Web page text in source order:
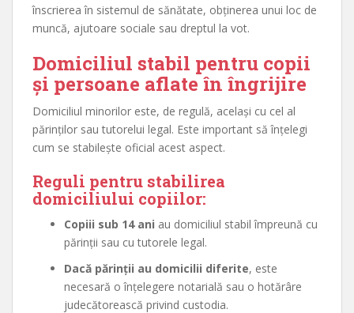
înscrierea în sistemul de sănătate, obținerea unui loc de
muncă, ajutoare sociale sau dreptul la vot.
Domiciliul stabil pentru copii
și persoane aflate în îngrijire
Domiciliul minorilor este, de regulă, același cu cel al
părinților sau tutorelui legal. Este important să înțelegi
cum se stabilește oficial acest aspect.
Reguli pentru stabilirea
domiciliului copiilor:
Copiii sub 14 ani au domiciliul stabil împreună cu
părinții sau cu tutorele legal.
Dacă părinții au domicilii diferite, este
necesară o înțelegere notarială sau o hotărâre
judecătorească privind custodia.